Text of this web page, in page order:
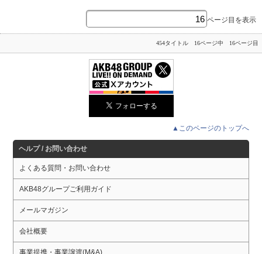
ページ目を表示
454タイトル 16ページ中 16ページ目
▲このページのトップへ
ヘルプ / お問い合わせ
よくある質問・お問い合わせ
AKB48グループご利用ガイド
メールマガジン
会社概要
事業提携・事業譲渡(M&A)